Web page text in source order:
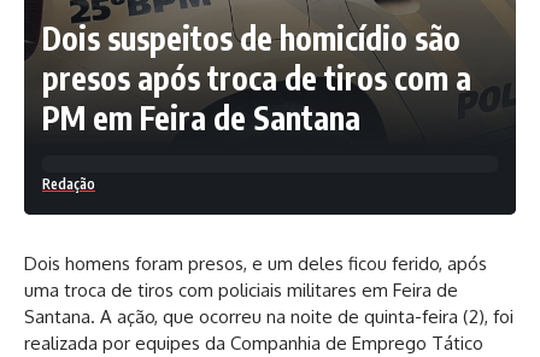
Dois suspeitos de homicídio são
presos após troca de tiros com a
PM em Feira de Santana
Redação
Dois homens foram presos, e um deles ficou ferido, após
uma troca de tiros com policiais militares em Feira de
Santana. A ação, que ocorreu na noite de quinta-feira (2), foi
realizada por equipes da Companhia de Emprego Tático